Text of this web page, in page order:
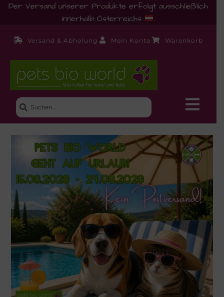
Der Versand unserer Produkte erfolgt ausschließlich
innerhalb Österreichs
.
Versand & Abholung Mein Konto Warenkorb
Neue Produkte
Shop
Ernährungsberatung!
Startseite
Über Mich!
Unser Team!
Blog